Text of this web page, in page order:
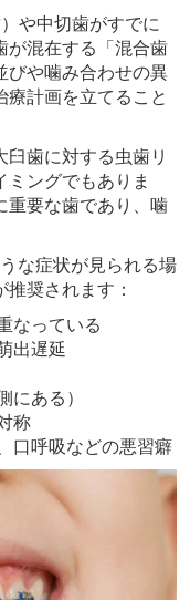
や中切歯がすでに
が混在する「混合歯
びや噛み合わせの異
計画を立てること
歯に対する虫歯リ
ングでもありま
重要な歯であり、噛
な症状が見られる場
奨されます：
なっている
出遅延
ある）
称
口呼吸などの悪習癖